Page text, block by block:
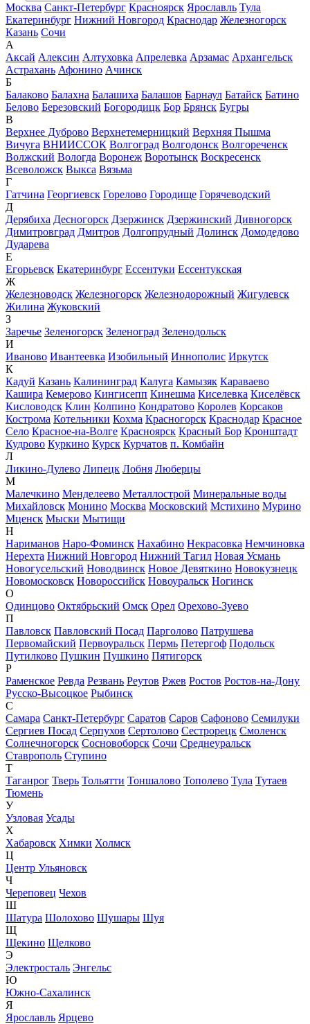
Москва Санкт-Петербург Красноярск Ярославль Тула
Екатеринбург Нижний Новгород Краснодар Железногорск
Казань Сочи
А
Аксай Алексин Алтуховка Апрелевка Арзамас Архангельск
Астрахань Афонино Ачинск
Б
Балаково Балахна Балашиха Балашов Барнаул Батайск Батино
Белово Березовский Богородицк Бор Брянск Бугры
В
Верхнее Дуброво Верхнетемерницкий Верхняя Пышма
Вичуга ВНИИССОК Волгоград Волгодонск Волгореченск
Волжский Вологда Воронеж Воротынск Воскресенск
Всеволожск Выкса Вязьма
Г
Гатчина Георгиевск Горелово Городище Горячеводский
Д
Дерябиха Десногорск Дзержинск Дзержинский Дивногорск
Димитровград Дмитров Долгопрудный Долинск Домодедово
Дударева
Е
Егорьевск Екатеринбург Ессентуки Ессентукская
Ж
Железноводск Железногорск Железнодорожный Жигулевск
Жилина Жуковский
З
Заречье Зеленогорск Зеленоград Зеленодольск
И
Иваново Ивантеевка Изобильный Иннополис Иркутск
К
Кадуй Казань Калининград Калуга Камызяк Караваево
Кашира Кемерово Кингисепп Кинешма Киселевка Киселёвск
Кисловодск Клин Колпино Кондратово Королев Корсаков
Кострома Котельники Кохма Красногорск Краснодар Красное
Село Красное-на-Волге Красноярск Красный Бор Кронштадт
Кудрово Куркино Курск Курчатов п. Комбайн
Л
Ликино-Дулево Липецк Лобня Люберцы
М
Малечкино Менделеево Металлострой Минеральные воды
Михайловск Монино Москва Московский Мстихино Мурино
Мценск Мыски Мытищи
Н
Нариманов Наро-Фоминск Нахабино Некрасовка Немчиновка
Нерехта Нижний Новгород Нижний Тагил Новая Усмань
Новогусельский Новодвинск Новое Девяткино Новокузнецк
Новомосковск Новороссийск Новоуральск Ногинск
О
Одинцово Октябрьский Омск Орел Орехово-Зуево
П
Павловск Павловский Посад Парголово Патрушева
Первомайский Первоуральск Пермь Петергоф Подольск
Путилково Пушкин Пушкино Пятигорск
Р
Раменское Ревда Резвань Реутов Ржев Ростов Ростов-на-Дону
Русско-Высоцкое Рыбинск
С
Самара Санкт-Петербург Саратов Саров Сафоново Семилуки
Сергиев Посад Серпухов Сертолово Сестрорецк Смоленск
Солнечногорск Сосновоборск Сочи Среднеуральск
Ставрополь Ступино
Т
Таганрог Тверь Тольятти Тоншалово Тополево Тула Тутаев
Тюмень
У
Узловая Усады
Х
Хабаровск Химки Холмск
Ц
Центр Ульяновск
Ч
Череповец Чехов
Ш
Шатура Шолохово Шушары Шуя
Щ
Щекино Щелково
Э
Электросталь Энгельс
Ю
Южно-Сахалинск
Я
Ярославль Ярцево